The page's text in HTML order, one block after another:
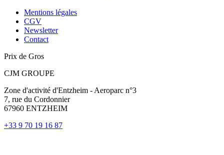
Mentions légales
CGV
Newsletter
Contact
Prix de Gros
CJM GROUPE
Zone d'activité d'Entzheim - Aeroparc n°3
7, rue du Cordonnier
67960 ENTZHEIM
+33 9 70 19 16 87